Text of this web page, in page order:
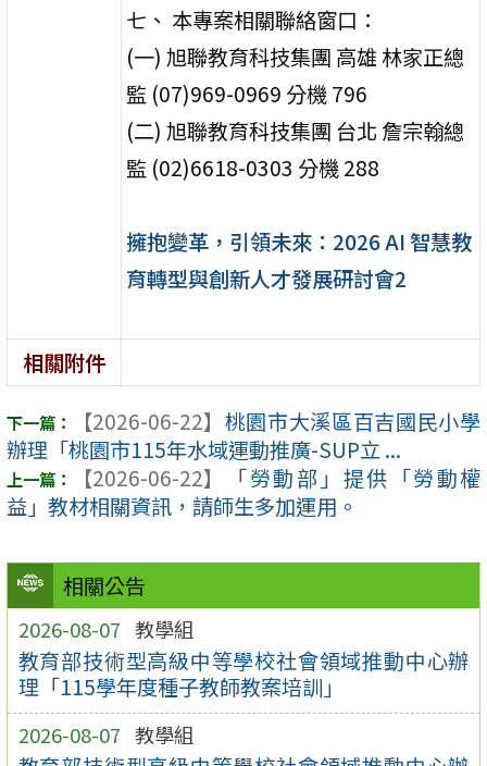
相關公告
2026-08-07 教學組
教育部技術型高級中等學校社會領域推動中心辦
理「115學年度種子教師教案培訓」
2026-08-07 教學組
七、 本專案相關聯絡窗口：
(一) 旭聯教育科技集團 高雄 林家正總
監 (07)969-0969 分機 796
(二) 旭聯教育科技集團 台北 詹宗翰總
監 (02)6618-0303 分機 288
擁抱變革，引領未來：2026 AI 智慧教
育轉型與創新人才發展研討會2
相關附件
【2026-06-22】 桃園市大溪區百吉國民小學
辦理「桃園市115年水域運動推廣-SUP立 ...
【2026-06-22】
「勞動部」提供「勞動權
益」教材相關資訊，請師生多加運用。